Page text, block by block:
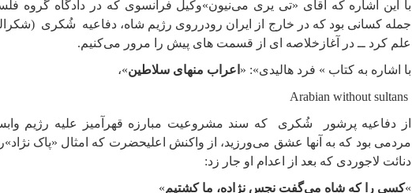
با این اشاره که آقای «تی یری می‌نیون»وکیل فرانسوی که در دادگاه گروه
جمله کسانی بود که در خارج از ایران رودرروی رژیم شاه، دفاعیه شُکری
علم کرد ــ در آغازخلاصه ای از قسمت های پیش را مرور می‌کنیم.
با اشاره به کتاب » فرد هالیدی»: « اعراب منهای سلاطین»،
Arabian without sultans
از دفاعیه پرشور
شُکری
که سند مشروعیت مبارزه قهرآمیز علیه رژیم
مردمی بود که به آنها عشق می‌ورزید، از واکنش اعلیحضرت که امثال «پاک
دنائت لاجوردی که بعد از اعدام او جار زد:
»کسی را که شاه می‌گفت نجس نژاده، ما کشتیم»